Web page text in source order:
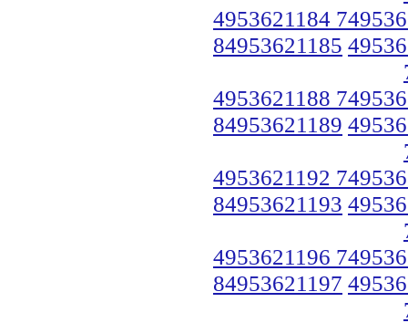
4953621184
84953621185
4953621188
84953621189
4953621192
84953621193
4953621196
84953621197